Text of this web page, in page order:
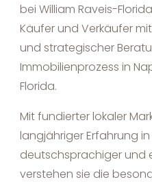
bei William Raveis-
Käufer und Verkäufer
und strategischer
Immobilienprozess in
Florida.
Mit fundierter lokaler
langjähriger Erfahrung
deutschsprachiger und
verstehen sie die